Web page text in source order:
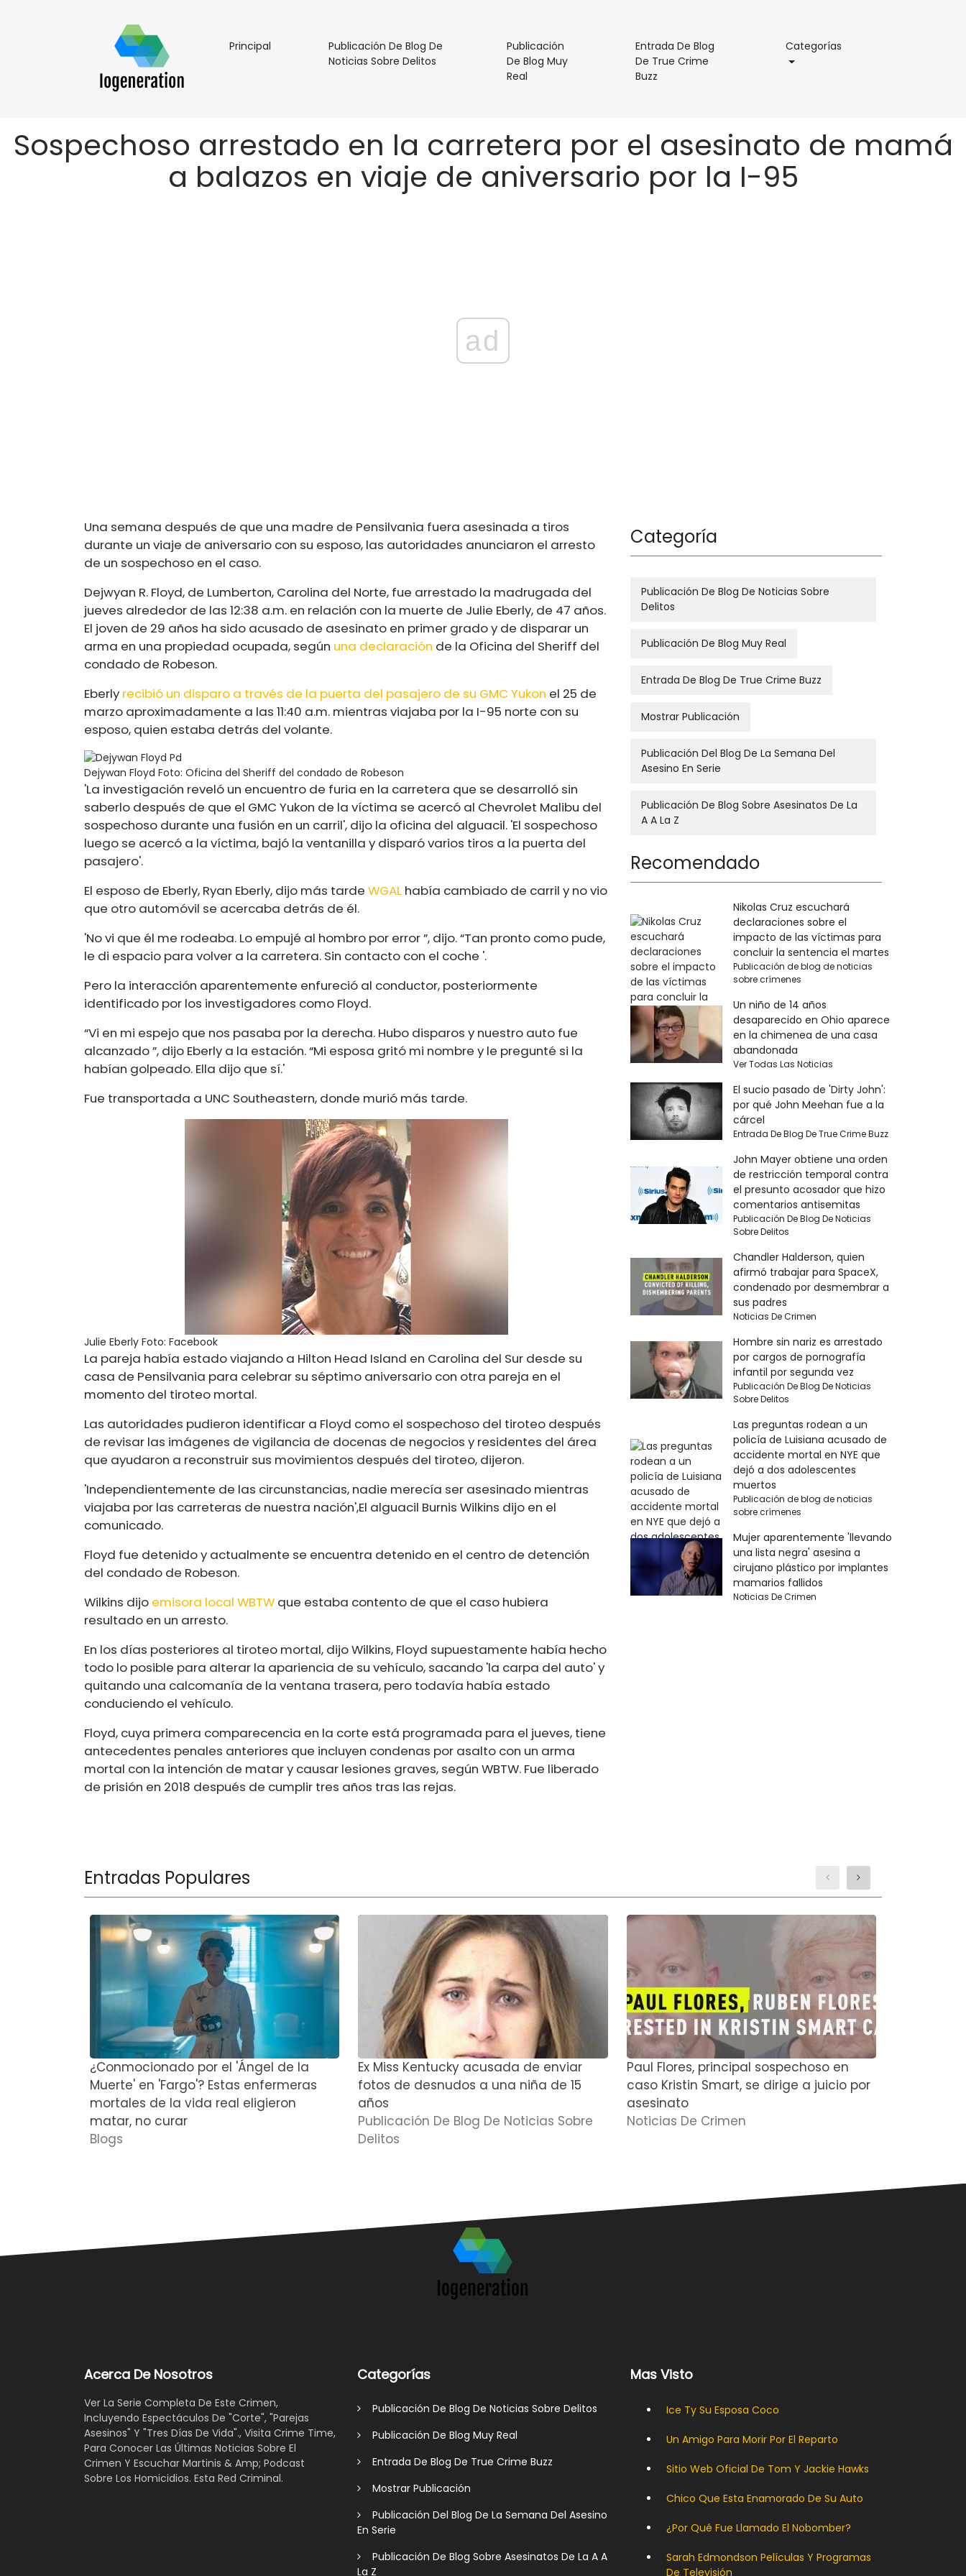
PrincipalPrincipal
Publicación De Blog De
Noticias Sobre DelitosPublicación
Delitos
Publicación
De Blog Muy
Real
Entrada De Blog
De True Crime
BuzzEntrada
Crime
Categorías
Sospechoso arrestado en la carretera por el asesinato de mamá
a balazos en viaje de aniversario por la I-95
ad
Una semana después de que una madre de Pensilvania fuera asesinada a tiros
durante un viaje de aniversario con su esposo, las autoridades anunciaron el arresto
de un sospechoso en el caso.
Dejwyan R. Floyd, de Lumberton, Carolina del Norte, fue arrestado la madrugada del
jueves alrededor de las 12:38 a.m. en relación con la muerte de Julie Eberly, de 47 años.
El joven de 29 años ha sido acusado de asesinato en primer grado y de disparar un
arma en una propiedad ocupada, según una declaración de la Oficina del Sheriff del
condado de Robeson.
Eberly recibió un disparo a través de la puerta del pasajero de su GMC Yukon el 25 de
marzo aproximadamente a las 11:40 a.m. mientras viajaba por la I-95 norte con su
esposo, quien estaba detrás del volante.
Dejywan Floyd Foto: Oficina del Sheriff del condado de Robeson
'La investigación reveló un encuentro de furia en la carretera que se desarrolló sin
saberlo después de que el GMC Yukon de la víctima se acercó al Chevrolet Malibu del
sospechoso durante una fusión en un carril', dijo la oficina del alguacil. 'El sospechoso
luego se acercó a la víctima, bajó la ventanilla y disparó varios tiros a la puerta del
pasajero'.
El esposo de Eberly, Ryan Eberly, dijo más tarde WGAL había cambiado de carril y no vio
que otro automóvil se acercaba detrás de él.
'No vi que él me rodeaba. Lo empujé al hombro por error ”, dijo. “Tan pronto como pude,
le di espacio para volver a la carretera. Sin contacto con el coche '.
Pero la interacción aparentemente enfureció al conductor, posteriormente
identificado por los investigadores como Floyd.
“Vi en mi espejo que nos pasaba por la derecha. Hubo disparos y nuestro auto fue
alcanzado ”, dijo Eberly a la estación. “Mi esposa gritó mi nombre y le pregunté si la
habían golpeado. Ella dijo que sí.'
Fue transportada a UNC Southeastern, donde murió más tarde.
Julie Eberly Foto: Facebook
La pareja había estado viajando a Hilton Head Island en Carolina del Sur desde su
casa de Pensilvania para celebrar su séptimo aniversario con otra pareja en el
momento del tiroteo mortal.
Las autoridades pudieron identificar a Floyd como el sospechoso del tiroteo después
de revisar las imágenes de vigilancia de docenas de negocios y residentes del área
que ayudaron a reconstruir sus movimientos después del tiroteo, dijeron.
'Independientemente de las circunstancias, nadie merecía ser asesinado mientras
viajaba por las carreteras de nuestra nación',El alguacil Burnis Wilkins dijo en el
comunicado.
Floyd fue detenido y actualmente se encuentra detenido en el centro de detención
del condado de Robeson.
Wilkins dijo emisora ​​local WBTW que estaba contento de que el caso hubiera
resultado en un arresto.
En los días posteriores al tiroteo mortal, dijo Wilkins, Floyd supuestamente había hecho
todo lo posible para alterar la apariencia de su vehículo, sacando 'la carpa del auto' y
quitando una calcomanía de la ventana trasera, pero todavía había estado
conduciendo el vehículo.
Floyd, cuya primera comparecencia en la corte está programada para el jueves, tiene
antecedentes penales anteriores que incluyen condenas por asalto con un arma
mortal con la intención de matar y causar lesiones graves, según WBTW. Fue liberado
de prisión en 2018 después de cumplir tres años tras las rejas.
Categoría
Publicación De Blog De Noticias Sobre
Delitos
Publicación De Blog Muy Real
Entrada De Blog De True Crime Buzz
Mostrar Publicación
Publicación Del Blog De La Semana Del
Asesino En Serie
Publicación De Blog Sobre Asesinatos De La
A A La Z
Recomendado
Nikolas Cruz escuchará
declaraciones sobre el
impacto de las víctimas para
concluir la sentencia el martes
Publicación de blog de noticias
sobre crímenes
Un niño de 14 años
desaparecido en Ohio aparece
en la chimenea de una casa
abandonada
Ver Todas Las Noticias
El sucio pasado de 'Dirty John':
por qué John Meehan fue a la
cárcel
Entrada De Blog De True Crime Buzz
John Mayer obtiene una orden
de restricción temporal contra
el presunto acosador que hizo
comentarios antisemitas
Publicación De Blog De Noticias
Sobre Delitos
Chandler Halderson, quien
afirmó trabajar para SpaceX,
condenado por desmembrar a
sus padres
Noticias De Crimen
Hombre sin nariz es arrestado
por cargos de pornografía
infantil por segunda vez
Publicación De Blog De Noticias
Sobre Delitos
Las preguntas rodean a un
policía de Luisiana acusado de
accidente mortal en NYE que
dejó a dos adolescentes
muertos
Publicación de blog de noticias
sobre crímenes
Mujer aparentemente 'llevando
una lista negra' asesina a
cirujano plástico por implantes
mamarios fallidos
Noticias De Crimen
Entradas Populares
¿Conmocionado por el 'Ángel de la
Muerte' en 'Fargo'? Estas enfermeras
mortales de la vida real eligieron
matar, no curar
Blogs
Ex Miss Kentucky acusada de enviar
fotos de desnudos a una niña de 15
años
Publicación De Blog De Noticias Sobre
Delitos
Paul Flores, principal sospechoso en
caso Kristin Smart, se dirige a juicio por
asesinato
Noticias De Crimen
Acerca De Nosotros
Ver La Serie Completa De Este Crimen,
Incluyendo Espectáculos De "Corte", "Parejas
Asesinos" Y "Tres Días De Vida"., Visita Crime Time,
Para Conocer Las Últimas Noticias Sobre El
Crimen Y Escuchar Martinis & Amp; Podcast
Sobre Los Homicidios. Esta Red Criminal.
Categorías
Publicación De Blog De Noticias Sobre Delitos
Publicación De Blog Muy Real
Entrada De Blog De True Crime Buzz
Mostrar Publicación
Publicación Del Blog De La Semana Del Asesino
En Serie
Publicación De Blog Sobre Asesinatos De La A A
La Z
Mas Visto
Ice Ty Su Esposa Coco
Un Amigo Para Morir Por El Reparto
Sitio Web Oficial De Tom Y Jackie Hawks
Chico Que Esta Enamorado De Su Auto
¿Por Qué Fue Llamado El Nobomber?
Sarah Edmondson Películas Y Programas
De Televisión